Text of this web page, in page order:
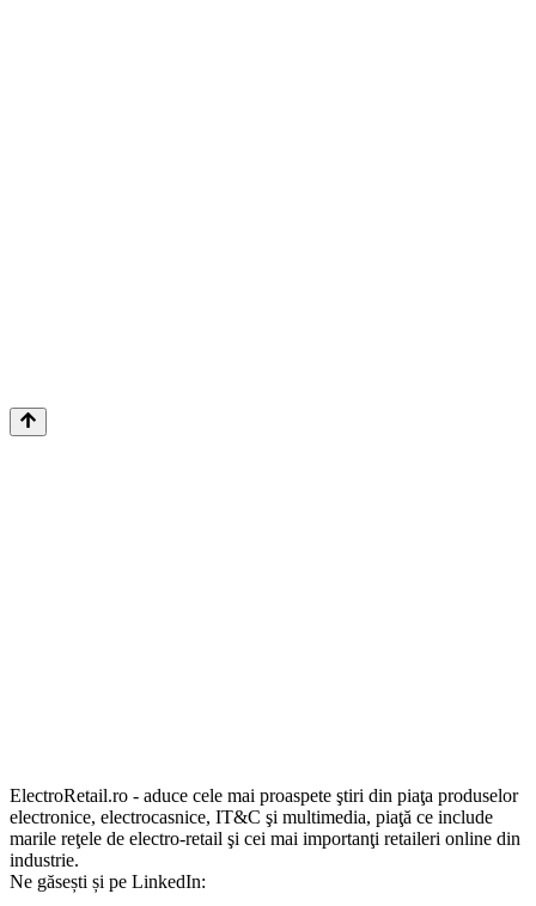
ElectroRetail.ro - aduce cele mai proaspete ştiri din piaţa produselor
electronice, electrocasnice, IT&C şi multimedia, piaţă ce include
marile reţele de electro-retail şi cei mai importanţi retaileri online din
industrie.
Ne găsești și pe LinkedIn: